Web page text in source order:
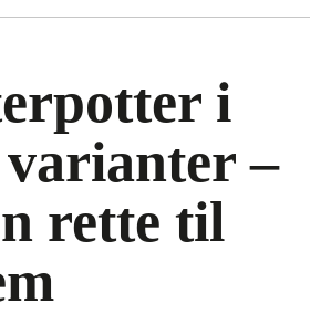
i
varianter –
rette til